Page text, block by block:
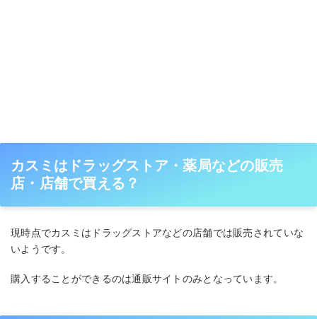
カスミはドラッグストア・薬局などの販売
店・店舗で買える？
現時点でカスミはドラッグストアなどの店舗では販売されていな
いようです。
購入することができるのは通販サイトのみとなっています。